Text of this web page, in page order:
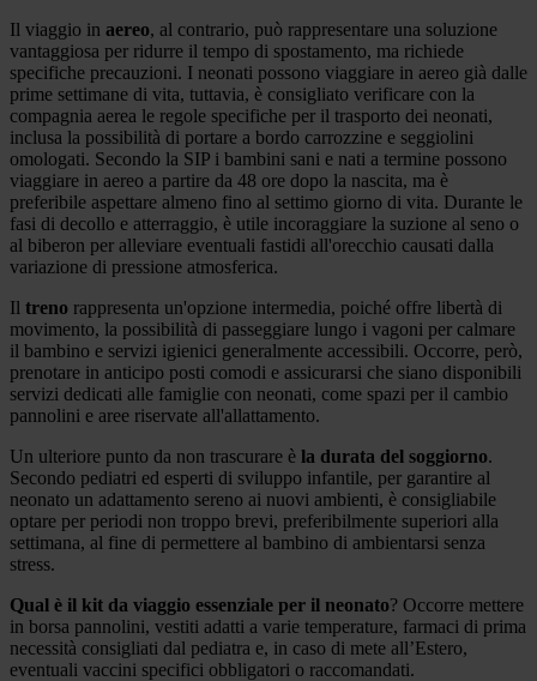
Il viaggio in aereo, al contrario, può rappresentare una soluzione
vantaggiosa per ridurre il tempo di spostamento, ma richiede
specifiche precauzioni. I neonati possono viaggiare in aereo già dalle
prime settimane di vita, tuttavia, è consigliato verificare con la
compagnia aerea le regole specifiche per il trasporto dei neonati,
inclusa la possibilità di portare a bordo carrozzine e seggiolini
omologati. Secondo la SIP i bambini sani e nati a termine possono
viaggiare in aereo a partire da 48 ore dopo la nascita, ma è
preferibile aspettare almeno fino al settimo giorno di vita. Durante le
fasi di decollo e atterraggio, è utile incoraggiare la suzione al seno o
al biberon per alleviare eventuali fastidi all'orecchio causati dalla
variazione di pressione atmosferica.
Il treno rappresenta un'opzione intermedia, poiché offre libertà di
movimento, la possibilità di passeggiare lungo i vagoni per calmare
il bambino e servizi igienici generalmente accessibili. Occorre, però,
prenotare in anticipo posti comodi e assicurarsi che siano disponibili
servizi dedicati alle famiglie con neonati, come spazi per il cambio
pannolini e aree riservate all'allattamento.
Un ulteriore punto da non trascurare è la durata del soggiorno.
Secondo pediatri ed esperti di sviluppo infantile, per garantire al
neonato un adattamento sereno ai nuovi ambienti, è consigliabile
optare per periodi non troppo brevi, preferibilmente superiori alla
settimana, al fine di permettere al bambino di ambientarsi senza
stress.
Qual è il kit da viaggio essenziale per il neonato? Occorre mettere
in borsa pannolini, vestiti adatti a varie temperature, farmaci di prima
necessità consigliati dal pediatra e, in caso di mete all’Estero,
eventuali vaccini specifici obbligatori o raccomandati.